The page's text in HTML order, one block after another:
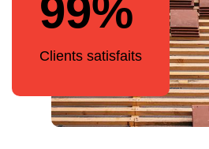
99%
Clients satisfaits